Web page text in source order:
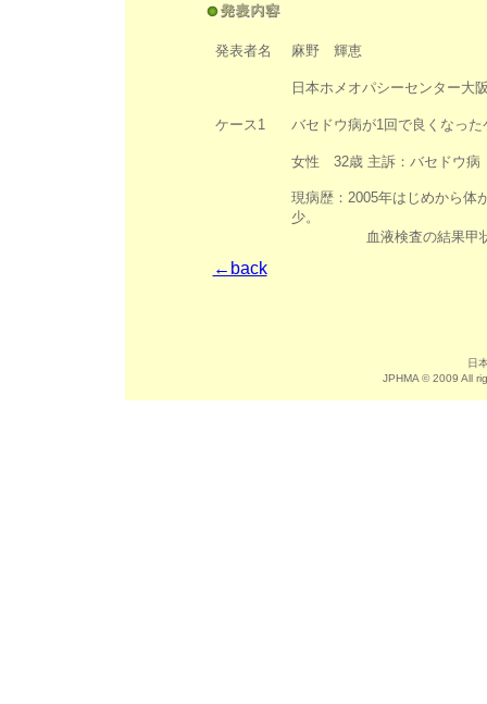
発表者名 麻野 輝恵
日本ホメオパシーセンター大
ケース1 バセドウ病が1回で良くなった
女性 32歳 主訴：バセドウ病
現病歴：2005年はじめから体
少。
血液検査の結果甲状腺
←back
日
JPHMA © 2009 All